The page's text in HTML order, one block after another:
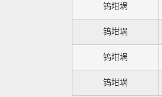
钨坩埚
钨坩埚
钨坩埚
钨坩埚